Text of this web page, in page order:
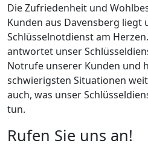
Die Zufriedenheit und
Kunden aus Davensberg liegt
Schlüsselnotdienst am
antwortet unser
Notrufe unserer Kunden und
schwierigsten Situationen
auch, was unser
tun.
Rufen Sie uns an!